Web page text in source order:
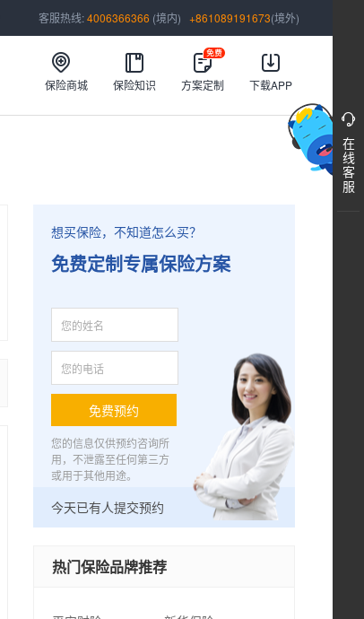
客服热线:4006366366 (境内) +861089191673(境外)
保险商城
保险知识 方案定制 下载APP
想买保险，不知道怎么买？
免费定制专属保险方案
免费预约
您的信息仅供预约咨询所
用，不泄露至任何第三方
或用于其他用途。
今天已有人提交预约
热门保险品牌推荐

在
线
客
服